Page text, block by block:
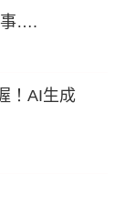
事….
！AI生成